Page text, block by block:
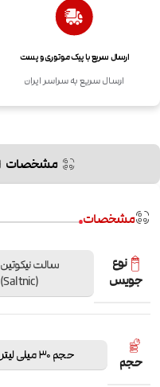
ارسال سریع با پیک موتوری و پست
ارسال سریع به سراسر ایران
مشخصات
مشخصات
نوع
جویس
سالت نیکوتین
(Saltnic)
حجم حجم 30 میلی لیتر